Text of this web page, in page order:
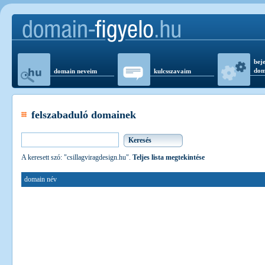
domain neveim kulcsszavaim
felszabaduló domainek
A keresett szó: "csillagviragdesign.hu". Teljes lista megtekintése
domain név